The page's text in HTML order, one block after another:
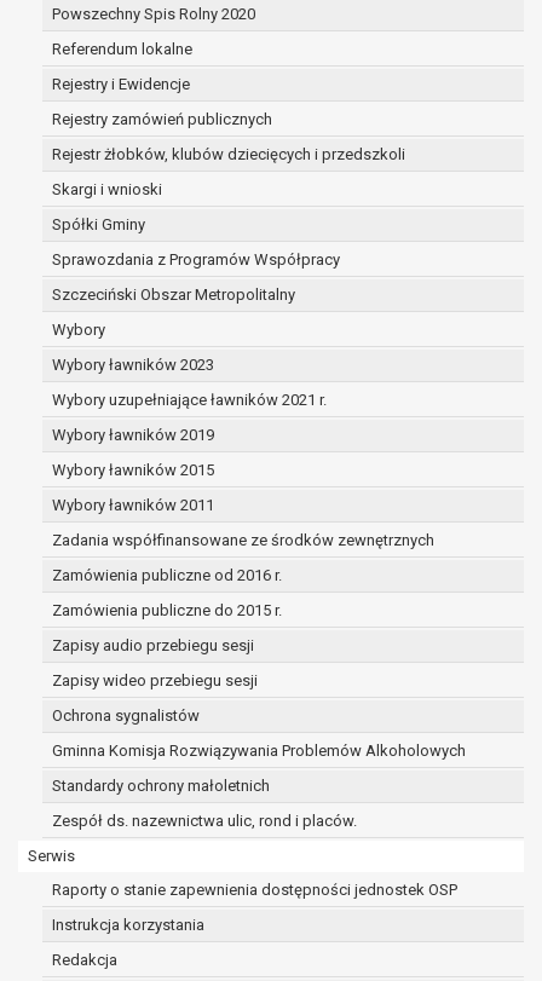
Powszechny Spis Rolny 2020
Referendum lokalne
Rejestry i Ewidencje
Rejestry zamówień publicznych
Rejestr żłobków, klubów dziecięcych i przedszkoli
Skargi i wnioski
Spółki Gminy
Sprawozdania z Programów Współpracy
Szczeciński Obszar Metropolitalny
Wybory
Wybory ławników 2023
Wybory uzupełniające ławników 2021 r.
Wybory ławników 2019
Wybory ławników 2015
Wybory ławników 2011
Zadania współfinansowane ze środków zewnętrznych
Zamówienia publiczne od 2016 r.
Zamówienia publiczne do 2015 r.
Zapisy audio przebiegu sesji
Zapisy wideo przebiegu sesji
Ochrona sygnalistów
Gminna Komisja Rozwiązywania Problemów Alkoholowych
Standardy ochrony małoletnich
Zespół ds. nazewnictwa ulic, rond i placów.
Serwis
Raporty o stanie zapewnienia dostępności jednostek OSP
Instrukcja korzystania
Redakcja
zapomnianym) na podstawie art. 17 RODO,
w przypadku gdy:
dane nie są już niezbędne do celów,
dla których były zebrane lub w inny
sposób przetwarzane,
osoba, której dane dotyczą, wniosła
sprzeciw wobec przetwarzania
danych osobowych,
zgodę na przetwarzanie danych
osobowych, która jest podstawą
przetwarzania danych i nie ma innej
danych,
dane osobowe przetwarzane są
niezgodnie z prawem,
dane osobowe muszą być usunięte w
celu wywiązania się z obowiązku
prawo do żądania ograniczenia
przetwarzania danych osobowych na
podstawie art. 18 RODO, w przypadku gdy:
osoba, której dane dotyczą
kwestionuje prawidłowość danych
osobowych – na okres pozwalający
administratorowi sprawdzić
przetwarzanie danych jest niezgodne
z prawem, a osoba, której dane
dotyczą, sprzeciwia się usunięciu
danych, żądając w zamian ich
ograniczenia,
danych dla swoich celów, ale osoba,
której dane dotyczą, potrzebuje ich do
ustalenia, obrony lub dochodzenia
roszczeń,